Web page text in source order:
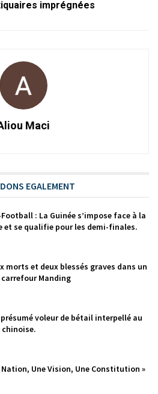
imprégnées
Maci
EGALEMENT
Football : La Guinée s’impose face à la
et se qualifie pour les demi-finales.
morts et deux blessés graves dans un
Manding
présumé voleur de bétail interpellé au
Nation, Une Vision, Une Constitution »